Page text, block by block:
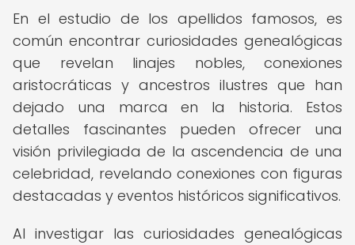
En el estudio de los apellidos famosos, es
común encontrar curiosidades genealógicas
que revelan linajes nobles, conexiones
aristocráticas y ancestros ilustres que han
dejado una marca en la historia. Estos
detalles fascinantes pueden ofrecer una
visión privilegiada de la ascendencia de una
celebridad, revelando conexiones con figuras
destacadas y eventos históricos significativos.
Al investigar las curiosidades genealógicas